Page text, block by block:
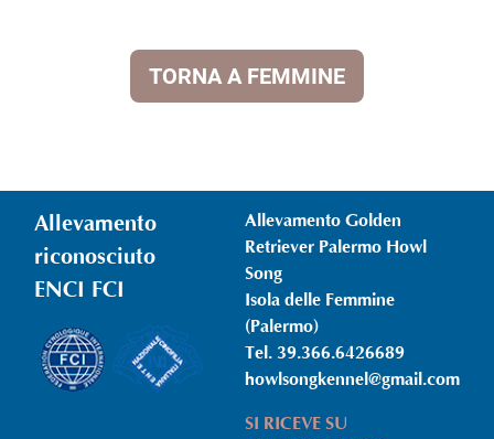
TORNA A FEMMINE
Allevamento
riconosciuto
ENCI FCI
Allevamento Golden
Retriever Palermo Howl
Song
Isola delle Femmine
(Palermo)
Tel. 39.366.6426689
howlsongkennel@gmail.com
SI RICEVE SU